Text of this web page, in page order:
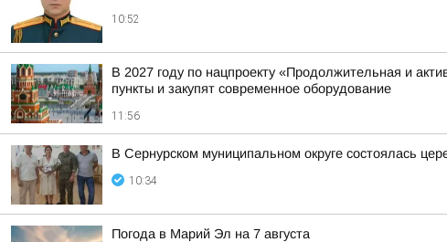
10:52
В 2027 году по нацпроекту «Продолжительная и
пункты и закупят современное оборудование
11:56
В Сернурском муниципальном округе состоялась
10:34
Погода в Марий Эл на 7 августа